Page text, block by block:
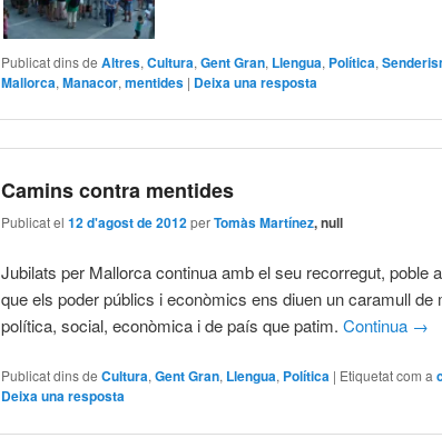
Publicat dins de Altres,Cultura,Gent Gran, Llengua, Política,
Mallorca,Manacor,mentides | Deixa una resposta
Camins contra mentides
Publicat el12 d'agost de 2012perTomàs Martínez, null
Jubilats per Mallorca continua amb el seu recorregut, poble
que els poder públics i econòmics ens diuen un caramull
política, social, econòmica i de país que patim.Continua →
Publicat dins de Cultura,Gent Gran, Llengua, Política | Etiquetat com a
Deixa una resposta